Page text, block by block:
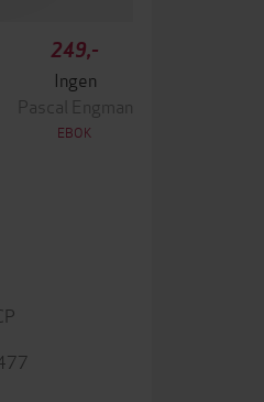
249,-
Ingen
Pascal Engman
EBOK